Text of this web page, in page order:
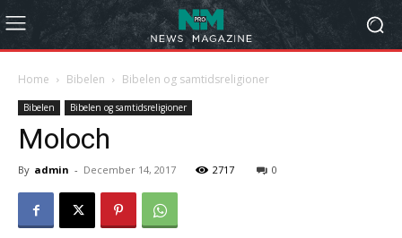
Home Bibelen Bibelen og samtidsreligioner
Bibelen Bibelen og samtidsreligioner
Moloch
By admin - December 14, 2017 2717 0